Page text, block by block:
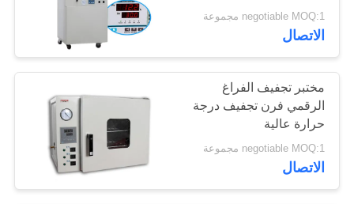
معلومات
عنا
جولة
المعمل
negotiable MOQ:1 مجموعة
الاتصال
مختبر تجفيف الفراغ
الرقمي فرن تجفيف درجة
حرارة عالية
negotiable MOQ:1 مجموعة
الاتصال